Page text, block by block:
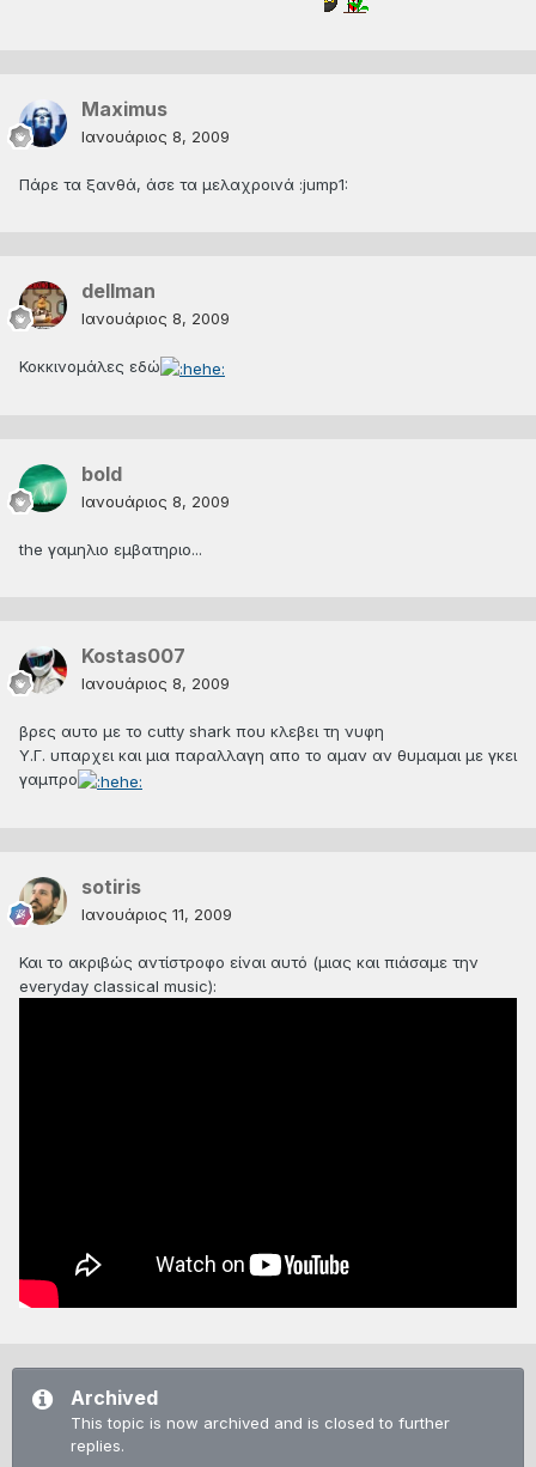
Maximus
Ιανουάριος 8, 2009
Πάρε τα ξανθά, άσε τα μελαχροινά :jump1:
dellman
Ιανουάριος 8, 2009
Κοκκινομάλες εδώ
bold
Ιανουάριος 8, 2009
the γαμηλιο εμβατηριο...
Kostas007
Ιανουάριος 8, 2009
βρες αυτο με το cutty shark που κλεβει τη νυφη
Υ.Γ. υπαρχει και μια παραλλαγη απο το αμαν αν θυμαμαι με γκει
γαμπρο
sotiris
Ιανουάριος 11, 2009
Και το ακριβώς αντίστροφο είναι αυτό (μιας και πιάσαμε την
everyday classical music):
Archived
This topic is now archived and is closed to further
replies.